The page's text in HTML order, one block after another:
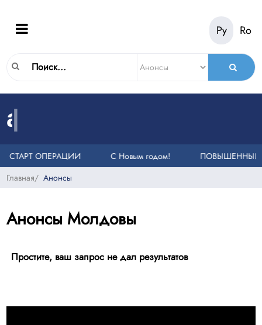
Ру Ro
a|
НА ЕДИНЫЙ НОМЕР СЛУЖБЫ ЭКСТРЕННОЙ ПОМОЩИ 112
СТАРТ ОПЕРАЦИИ «ТАКСИ»С Новым годом!
ПОВЫШЕННЫЙ
Главная/ Анонсы
Анонсы Молдовы
Простите, ваш запрос не дал результатов